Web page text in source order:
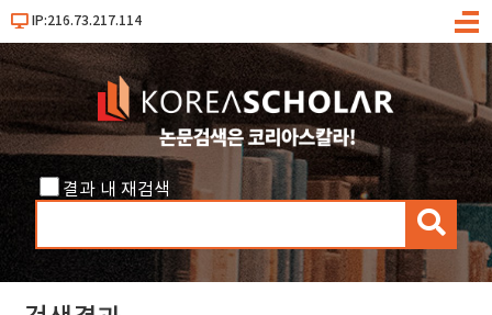
IP:216.73.217.114
메
결과 내 재검색
검
색